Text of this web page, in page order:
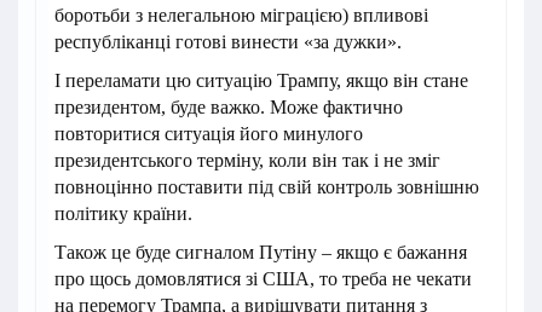
боротьби з нелегальною міграцією) впливові
республіканці готові винести «за дужки».
І переламати цю ситуацію Трампу, якщо він стане
президентом, буде важко. Може фактично
повторитися ситуація його минулого
президентського терміну, коли він так і не зміг
повноцінно поставити під свій контроль зовнішню
політику країни.
Також це буде сигналом Путіну – якщо є бажання
про щось домовлятися зі США, то треба не чекати
на перемогу Трампа, а вирішувати питання з